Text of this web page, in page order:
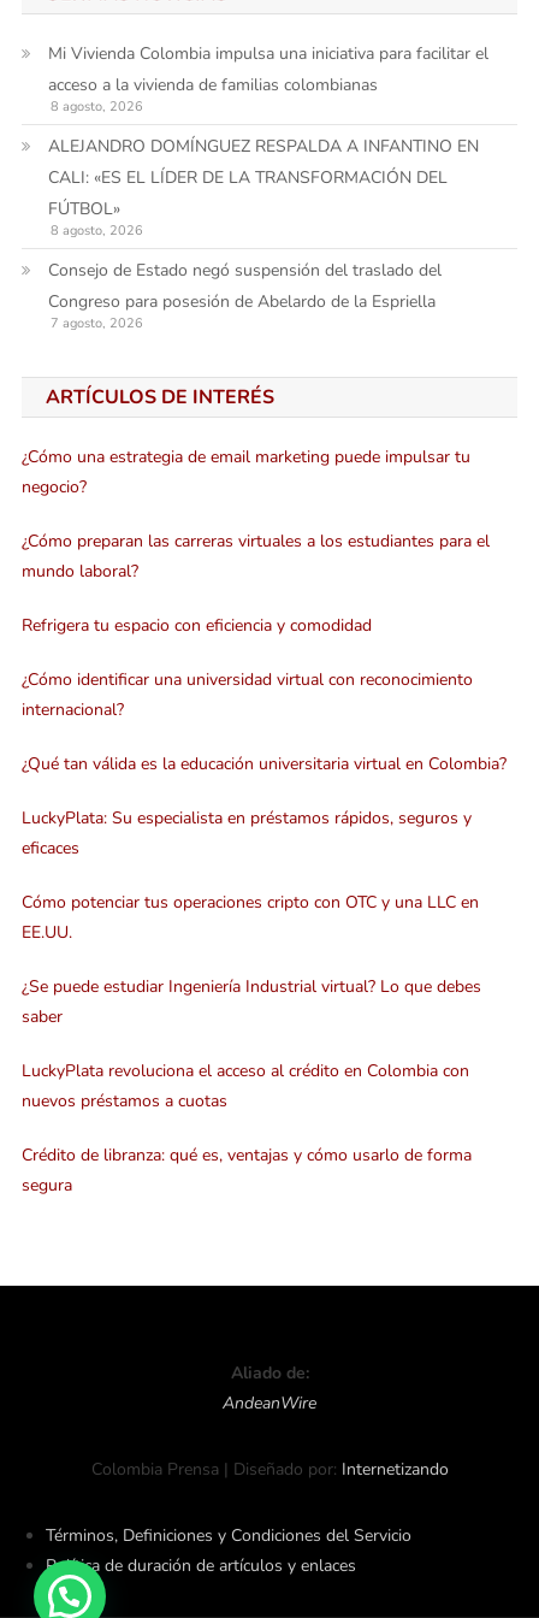
Mi Vivienda Colombia impulsa una iniciativa para facilitar el
acceso a la vivienda de familias colombianas
8 agosto, 2026
ALEJANDRO DOMÍNGUEZ RESPALDA A INFANTINO EN
CALI: «ES EL LÍDER DE LA TRANSFORMACIÓN DEL
FÚTBOL»
8 agosto, 2026
Consejo de Estado negó suspensión del traslado del
Congreso para posesión de Abelardo de la Espriella
7 agosto, 2026
ARTÍCULOS DE INTERÉS
¿Cómo una estrategia de email marketing puede impulsar tu
negocio?
¿Cómo preparan las carreras virtuales a los estudiantes para el
mundo laboral?
Refrigera tu espacio con eficiencia y comodidad
¿Cómo identificar una universidad virtual con reconocimiento
internacional?
¿Qué tan válida es la educación universitaria virtual en Colombia?
LuckyPlata: Su especialista en préstamos rápidos, seguros y
eficaces
Cómo potenciar tus operaciones cripto con OTC y una LLC en
EE.UU.
¿Se puede estudiar Ingeniería Industrial virtual? Lo que debes
saber
LuckyPlata revoluciona el acceso al crédito en Colombia con
nuevos préstamos a cuotas
Crédito de libranza: qué es, ventajas y cómo usarlo de forma
segura
Aliado de:
AndeanWire
Colombia Prensa | Diseñado por: Internetizando
Términos, Definiciones y Condiciones del Servicio
Política de duración de artículos y enlaces